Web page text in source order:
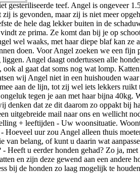
gesteriliseerde teef. Angel is ongeveer
zij is gevonden, maar zij is niet meer
de hele dag lekker buiten in de
ze prima. Ze komt dan bij je op
wel waaks, met haar diepe blaf kan
doen. Voor Angel zoeken we een
Angel daagt ondertussen alle
al gaat dat soms nog wat lomp.
wij Angel niet in een huishouden
aan de lijn, tot zij wel iets lekkers
tegen je aan met haar bijna
denken dat ze dit daarom zo oppakt bij
uitgebreide mail naar ons en wellicht
+ leeftijden - Uw woonsituatie.
Hoeveel uur zou Angel alleen thuis
van belang, of kunt u daarin wat
- Heeft u eerder honden gehad? Zo ja,
en zijn deze gewend aan een andere
bij de honden zo laag mogelijk te